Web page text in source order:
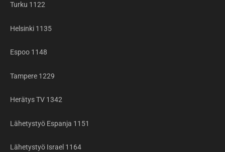
Turku 1122
Helsinki 1135
Espoo 1148
Tampere 1229
Herätys TV 1342
Lähetystyö Espanja 1151
Lähetystyö Israel 1164